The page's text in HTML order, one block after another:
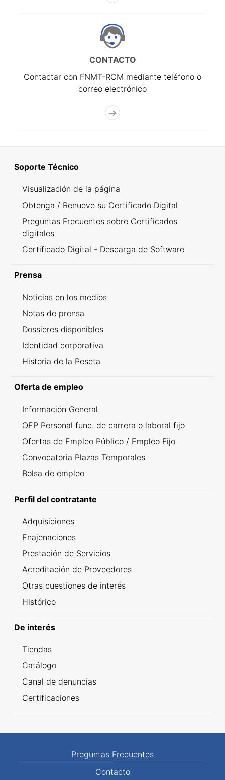
CONTACTO
Contactar con FNMT-RCM mediante teléfono o
correo electrónico
Soporte Técnico
Visualización de la página
Obtenga / Renueve su Certificado Digital
Preguntas Frecuentes sobre Certificados
digitales
Certificado Digital - Descarga de Software
Prensa
Noticias en los medios
Notas de prensa
Dossieres disponibles
Identidad corporativa
Historia de la Peseta
Oferta de empleo
Información General
OEP Personal func. de carrera o laboral fijo
Ofertas de Empleo Público / Empleo Fijo
Convocatoria Plazas Temporales
Bolsa de empleo
Perfil del contratante
Adquisiciones
Enajenaciones
Prestación de Servicios
Acreditación de Proveedores
Otras cuestiones de interés
Histórico
De interés
Tiendas
Catálogo
Canal de denuncias
Certificaciones
Preguntas Frecuentes
Contacto